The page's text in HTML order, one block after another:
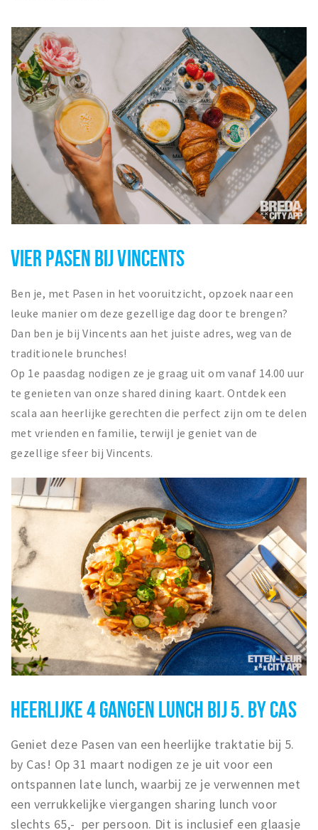
Natuurgebieden
Baroniepoorten
Sport
Privacy
Inloggen
VIER PASEN BIJ VINCENTS
Ben je, met Pasen in het vooruitzicht, opzoek naar een
leuke manier om deze gezellige dag door te brengen?
Dan ben je bij Vincents aan het juiste adres, weg van de
traditionele brunches!
Op 1e paasdag nodigen ze je graag uit om vanaf 14.00 uur
te genieten van onze shared dining kaart. Ontdek een
scala aan heerlijke gerechten die perfect zijn om te delen
met vrienden en familie, terwijl je geniet van de
gezellige sfeer bij Vincents.
HEERLIJKE 4 GANGEN LUNCH BIJ 5. BY CAS
Geniet deze Pasen van een heerlijke traktatie bij 5.
by Cas! Op 31 maart nodigen ze je uit voor een
ontspannen late lunch, waarbij ze je verwennen met
een verrukkelijke viergangen sharing lunch voor
slechts 65,- per persoon. Dit is inclusief een glaasje